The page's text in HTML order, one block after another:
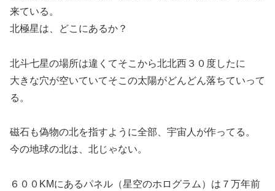
来ている。
北極星は、どこにあるか？
北斗七星の場所は違くてそこから北北西３０度したに
大きな穴が空いていてそこの太陽がどんどん落ちていって
る。
磁石も偽物の北を指すように全部、宇宙人が作ってる。
今の地球の北は、北じゃない。
６００KMにあるパネル（星空のホログラム）は７万年前